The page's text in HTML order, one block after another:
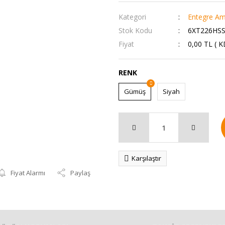
Fiyat Alarmı Paylaş
Kategori
Entegre
Stok Kodu
Fiyat
0,00 TL (
RENK
Gümüş Siyah
Karşılaştır